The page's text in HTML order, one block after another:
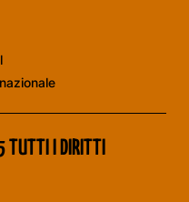
I DIRITTI